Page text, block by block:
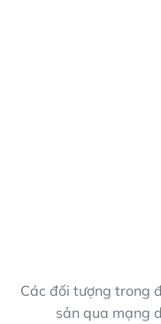
Các đối tượng trong
sản qua mạng